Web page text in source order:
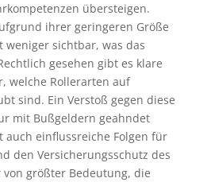
übersteigen.
ihrer geringeren Größe
weniger sichtbar, was das
gesehen gibt es klare
welche Rollerarten auf
sind. Ein Verstoß gegen diese
mit Bußgeldern geahndet
auch einflussreiche Folgen für
den Versicherungsschutz des
von größter Bedeutung, die